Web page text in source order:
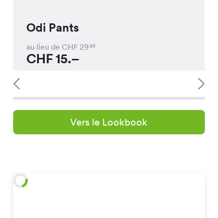
Odi Pants
au lieu de CHF 2995
CHF15.–
Vers le Lookbook